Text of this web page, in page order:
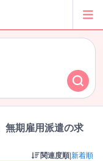
無期雇用派遣の求
関連度順 新着順